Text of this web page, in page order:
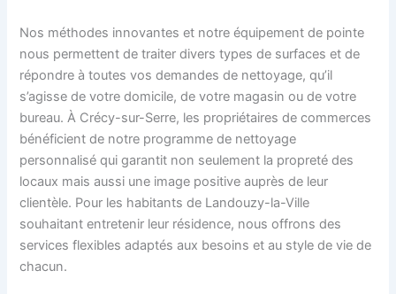
Nos méthodes innovantes et notre équipement de pointe
nous permettent de traiter divers types de surfaces et de
répondre à toutes vos demandes de nettoyage, qu’il
s’agisse de votre domicile, de votre magasin ou de votre
bureau. À Crécy-sur-Serre, les propriétaires de commerces
bénéficient de notre programme de nettoyage
personnalisé qui garantit non seulement la propreté des
locaux mais aussi une image positive auprès de leur
clientèle. Pour les habitants de Landouzy-la-Ville
souhaitant entretenir leur résidence, nous offrons des
services flexibles adaptés aux besoins et au style de vie de
chacun.